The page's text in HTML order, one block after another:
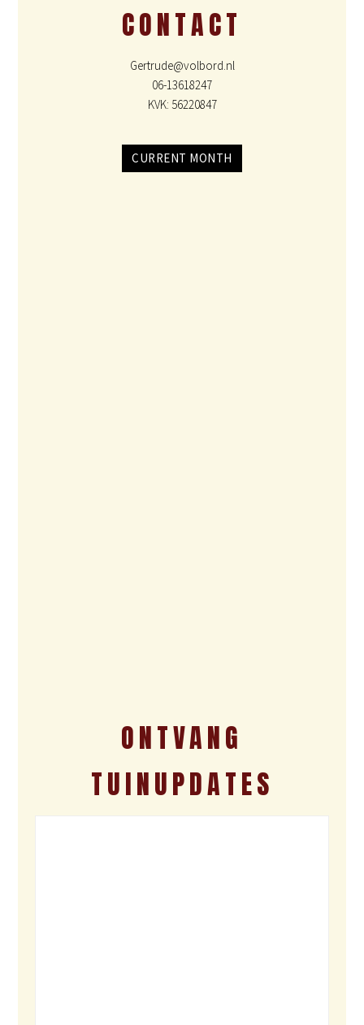
CONTACT
Gertrude@volbord.nl
06-13618247
KVK: 56220847
CURRENT MONTH
ONTVANG
TUINUPDATES